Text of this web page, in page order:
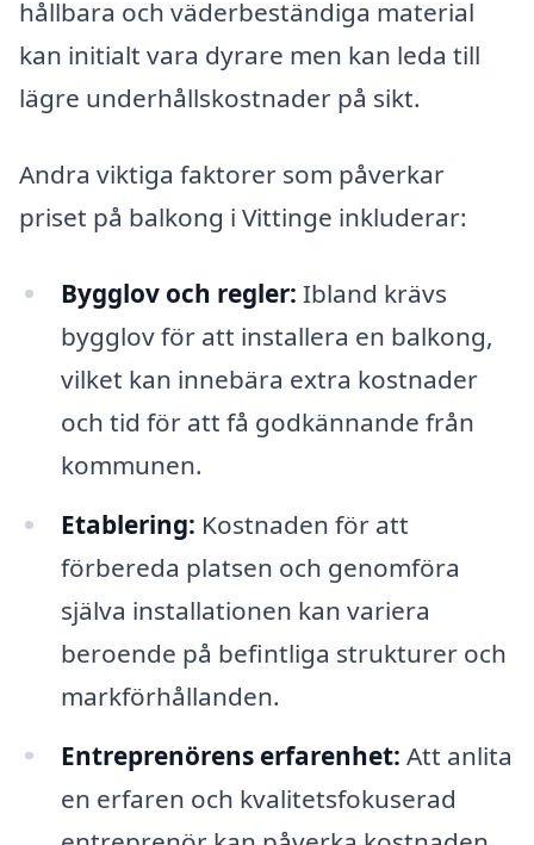
hållbara och väderbeständiga material
kan initialt vara dyrare men kan leda till
lägre underhållskostnader på sikt.
Andra viktiga faktorer som påverkar
priset på balkong i Vittinge inkluderar:
Bygglov och regler: Ibland krävs
bygglov för att installera en balkong,
vilket kan innebära extra kostnader
och tid för att få godkännande från
kommunen.
Etablering: Kostnaden för att
förbereda platsen och genomföra
själva installationen kan variera
beroende på befintliga strukturer och
markförhållanden.
Entreprenörens erfarenhet: Att anlita
en erfaren och kvalitetsfokuserad